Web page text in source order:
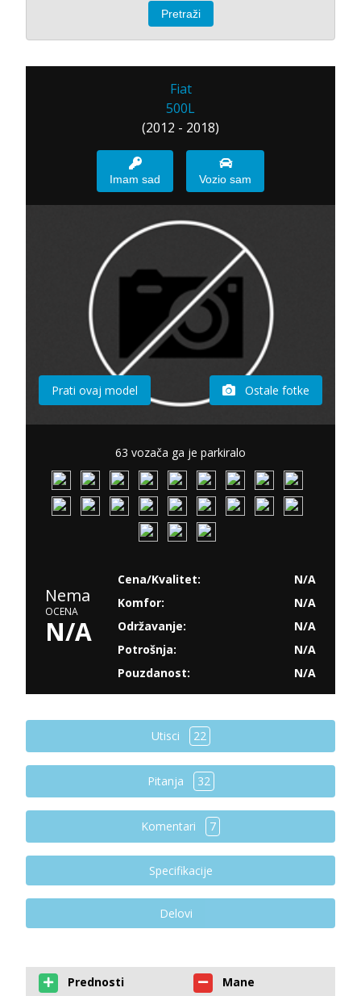
Fiat
500L
(2012 - 2018)
Imam sad Vozio sam
Prati ovaj model Ostale fotke
63 vozača ga je parkiralo
Nema
OCENA
N/A
Cena/Kvalitet:
N/A
Komfor:
N/A
Održavanje:
N/A
Potrošnja:
N/A
Pouzdanost:
N/A
Utisci 22
Pitanja 32
Komentari 7
Specifikacije
Delovi
Prednosti Mane